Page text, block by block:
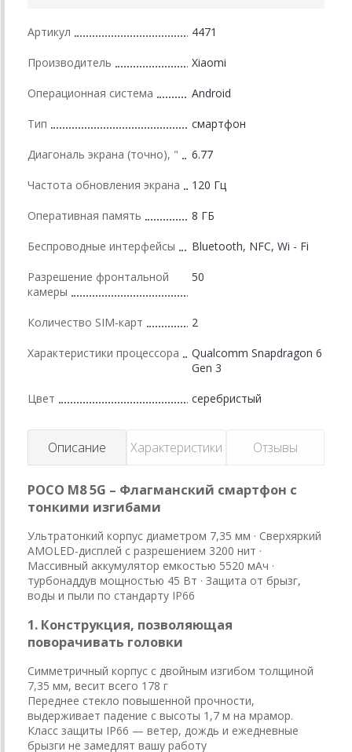
Артикул 4471
Производитель Xiaomi
Операционная система Android
Тип смартфон
Диагональ экрана (точно), " 6.77
Частота обновления экрана 120 Гц
Оперативная память 8 ГБ
Беспроводные интерфейсы Bluetooth, NFC, Wi - Fi
Разрешение фронтальной
камеры
50
Количество SIM-карт 2
Характеристики процессора
Qualcomm Snapdragon 6
Gen 3
Цвет серебристый
Описание Характеристики Отзывы
POCO M8 5G – Флагманский смартфон с
тонкими изгибами
Ультратонкий корпус диаметром 7,35 мм · Сверхяркий
AMOLED-дисплей с разрешением 3200 нит ·
Массивный аккумулятор емкостью 5520 мАч ·
турбонаддув мощностью 45 Вт · Защита от брызг,
воды и пыли по стандарту IP66
1. Конструкция, позволяющая
поворачивать головки
Симметричный корпус с двойным изгибом толщиной
7,35 мм, весит всего 178 г
Переднее стекло повышенной прочности,
выдерживает падение с высоты 1,7 м на мрамор.
Класс защиты IP66 — ветер, дождь и ежедневные
брызги не замедлят вашу работу